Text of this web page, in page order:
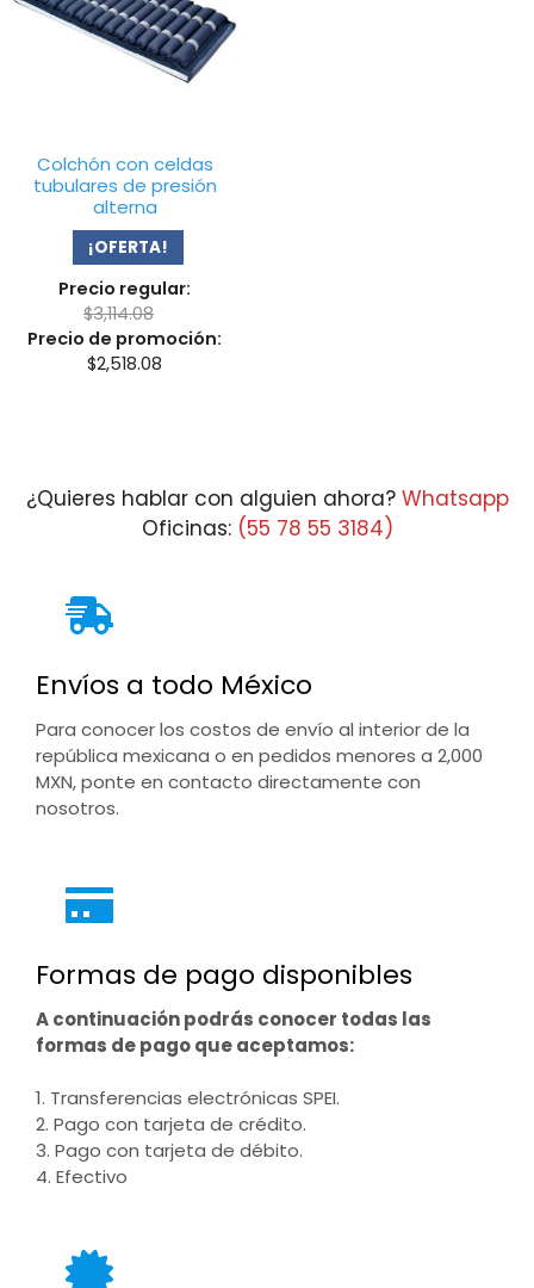
Colchón con celdas
tubulares de presión
alterna
¡OFERTA!
Precio regular:
$3,114.08
Precio de promoción:
$2,518.08
¿Quieres hablar con alguien ahora? Whatsapp
Oficinas: (55 78 55 3184)
Envíos a todo México
Para conocer los costos de envío al interior de la
república mexicana o en pedidos menores a 2,000
MXN, ponte en contacto directamente con
nosotros.
Formas de pago disponibles
A continuación podrás conocer todas las
formas de pago que aceptamos:
1. Transferencias electrónicas SPEI.
2. Pago con tarjeta de crédito.
3. Pago con tarjeta de débito.
4. Efectivo